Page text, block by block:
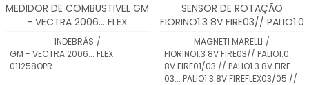
MEDIDOR DE COMBUSTIVEL GM
- VECTRA 2006... FLEX
011258OPR
INDEBRÁS /
GM - VECTRA 2006... FLEX
011258OPR
SENSOR DE ROTAÇÃO
FIORINO1.3 8V FIRE03// PALIO1.0
8V FIRE01/03 // PALIO1.3 8V FIRE
03... SRM0001
MAGNETI MARELLI /
FIORINO1.3 8V FIRE03// PALIO1.0
8V FIRE01/03 // PALIO1.3 8V FIRE
03... PALIO1.3 8V FIREFLEX03/05 //